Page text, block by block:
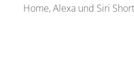
Home, Alexa und Siri